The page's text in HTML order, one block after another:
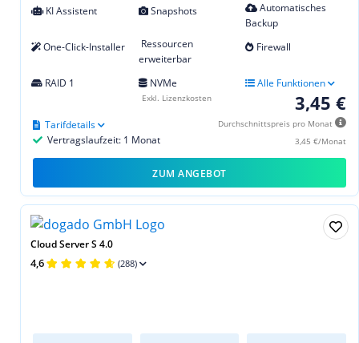
KI Assistent Snapshots
Automatisches
Backup
One-Click-Installer
Ressourcen
erweiterbar
Firewall
RAID 1 NVMe Alle Funktionen
3,45 €
Durchschnittspreis pro Monat
3,45 €/Monat
Vertragslaufzeit: 1 Monat
Tarifdetails
Exkl. Lizenzkosten
ZUM ANGEBOT
Cloud Server S 4.0
4,6 (288)